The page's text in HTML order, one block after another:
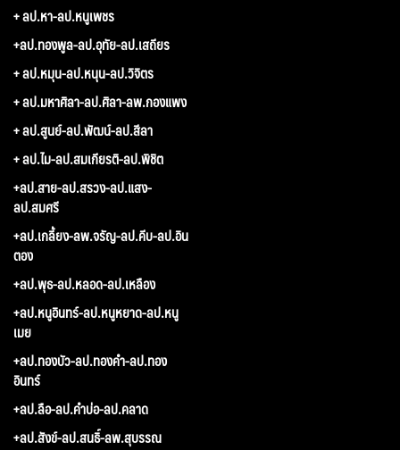
+ ลป.หา-ลป.หนูเพชร
+ลป.ทองพูล-ลป.อุทัย-ลป.เสถียร
+ ลป.หมุน-ลป.หนุน-ลป.วิจิตร
+ ลป.มหาศิลา-ลป.ศิลา-ลพ.กองแพง
+ ลป.สูนย์-ลป.พัฒน์-ลป.สีลา
+ ลป.ไม-ลป.สมเกียรติ-ลป.พิชิต
+ลป.สาย-ลป.สรวง-ลป.แสง-
ลป.สมศรี
+ลป.เกลี้ยง-ลพ.จรัญ-ลป.คีบ-ลป.อิน
ตอง
+ลป.พุธ-ลป.หลอด-ลป.เหลือง
+ลป.หนูอินทร์-ลป.หนูหยาด-ลป.หนู
เมย
+ลป.ทองบัว-ลป.ทองคำ-ลป.ทอง
อินทร์
+ลป.ลือ-ลป.คำบ่อ-ลป.คลาด
+ลป.สังข์-ลป.สนธิ์-ลพ.สุบรรณ